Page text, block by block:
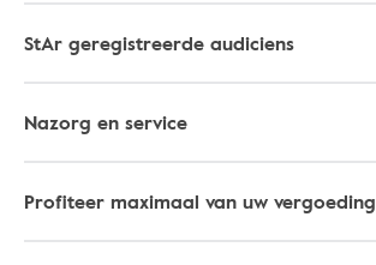
StAr geregistreerde audiciens
Nazorg en service
Profiteer maximaal van uw vergoeding